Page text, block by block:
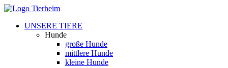
UNSERE TIERE
Hunde
große Hunde
mittlere Hunde
kleine Hunde